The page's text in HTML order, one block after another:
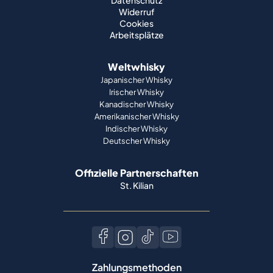
Widerruf
Cookies
Arbeitsplätze
Weltwhisky
Japanischer Whisky
Irischer Whisky
Kanadischer Whisky
Amerikanischer Whisky
Indischer Whisky
Deutscher Whisky
Offizielle Partnerschaften
St. Kilian
Zahlungsmethoden